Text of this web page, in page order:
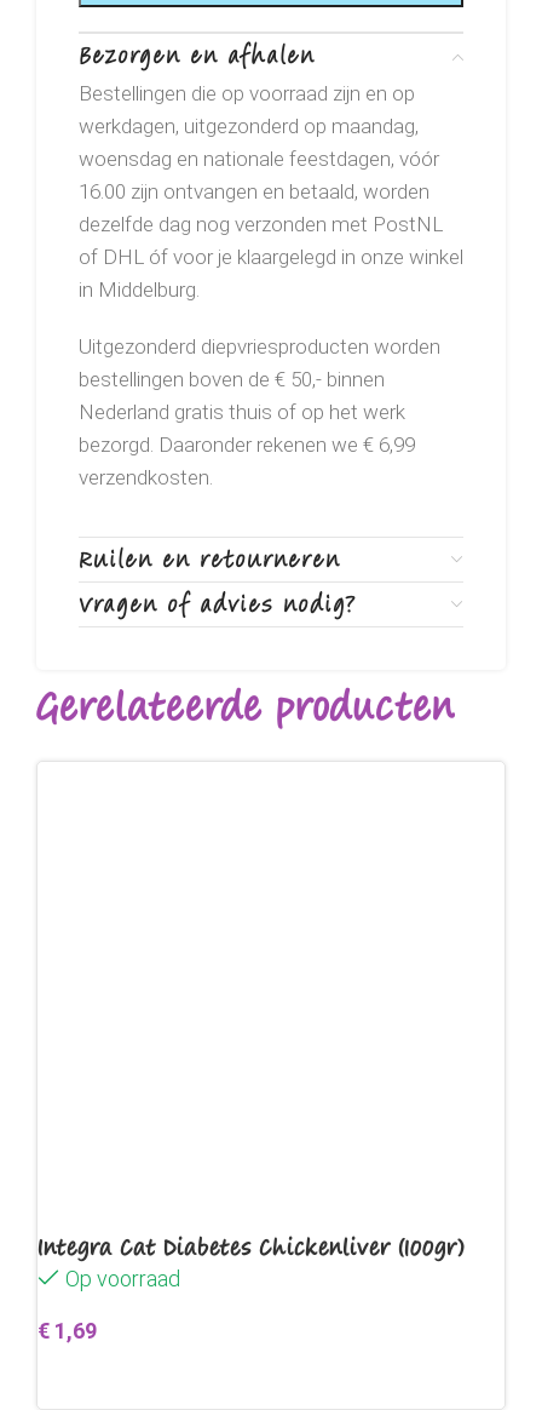
Bezorgen en afhalen
Bestellingen die op voorraad zijn en op
werkdagen, uitgezonderd op maandag,
woensdag en nationale feestdagen, vóór
16.00 zijn ontvangen en betaald, worden
dezelfde dag nog verzonden met PostNL
of DHL óf voor je klaargelegd in onze winkel
in Middelburg.
Uitgezonderd diepvriesproducten worden
bestellingen boven de € 50,- binnen
Nederland gratis thuis of op het werk
bezorgd. Daaronder rekenen we € 6,99
verzendkosten.
Ruilen en retourneren
Vragen of advies nodig?
Gerelateerde producten
Integra Cat Diabetes Chickenliver (100gr)
Op voorraad
€ 1,69